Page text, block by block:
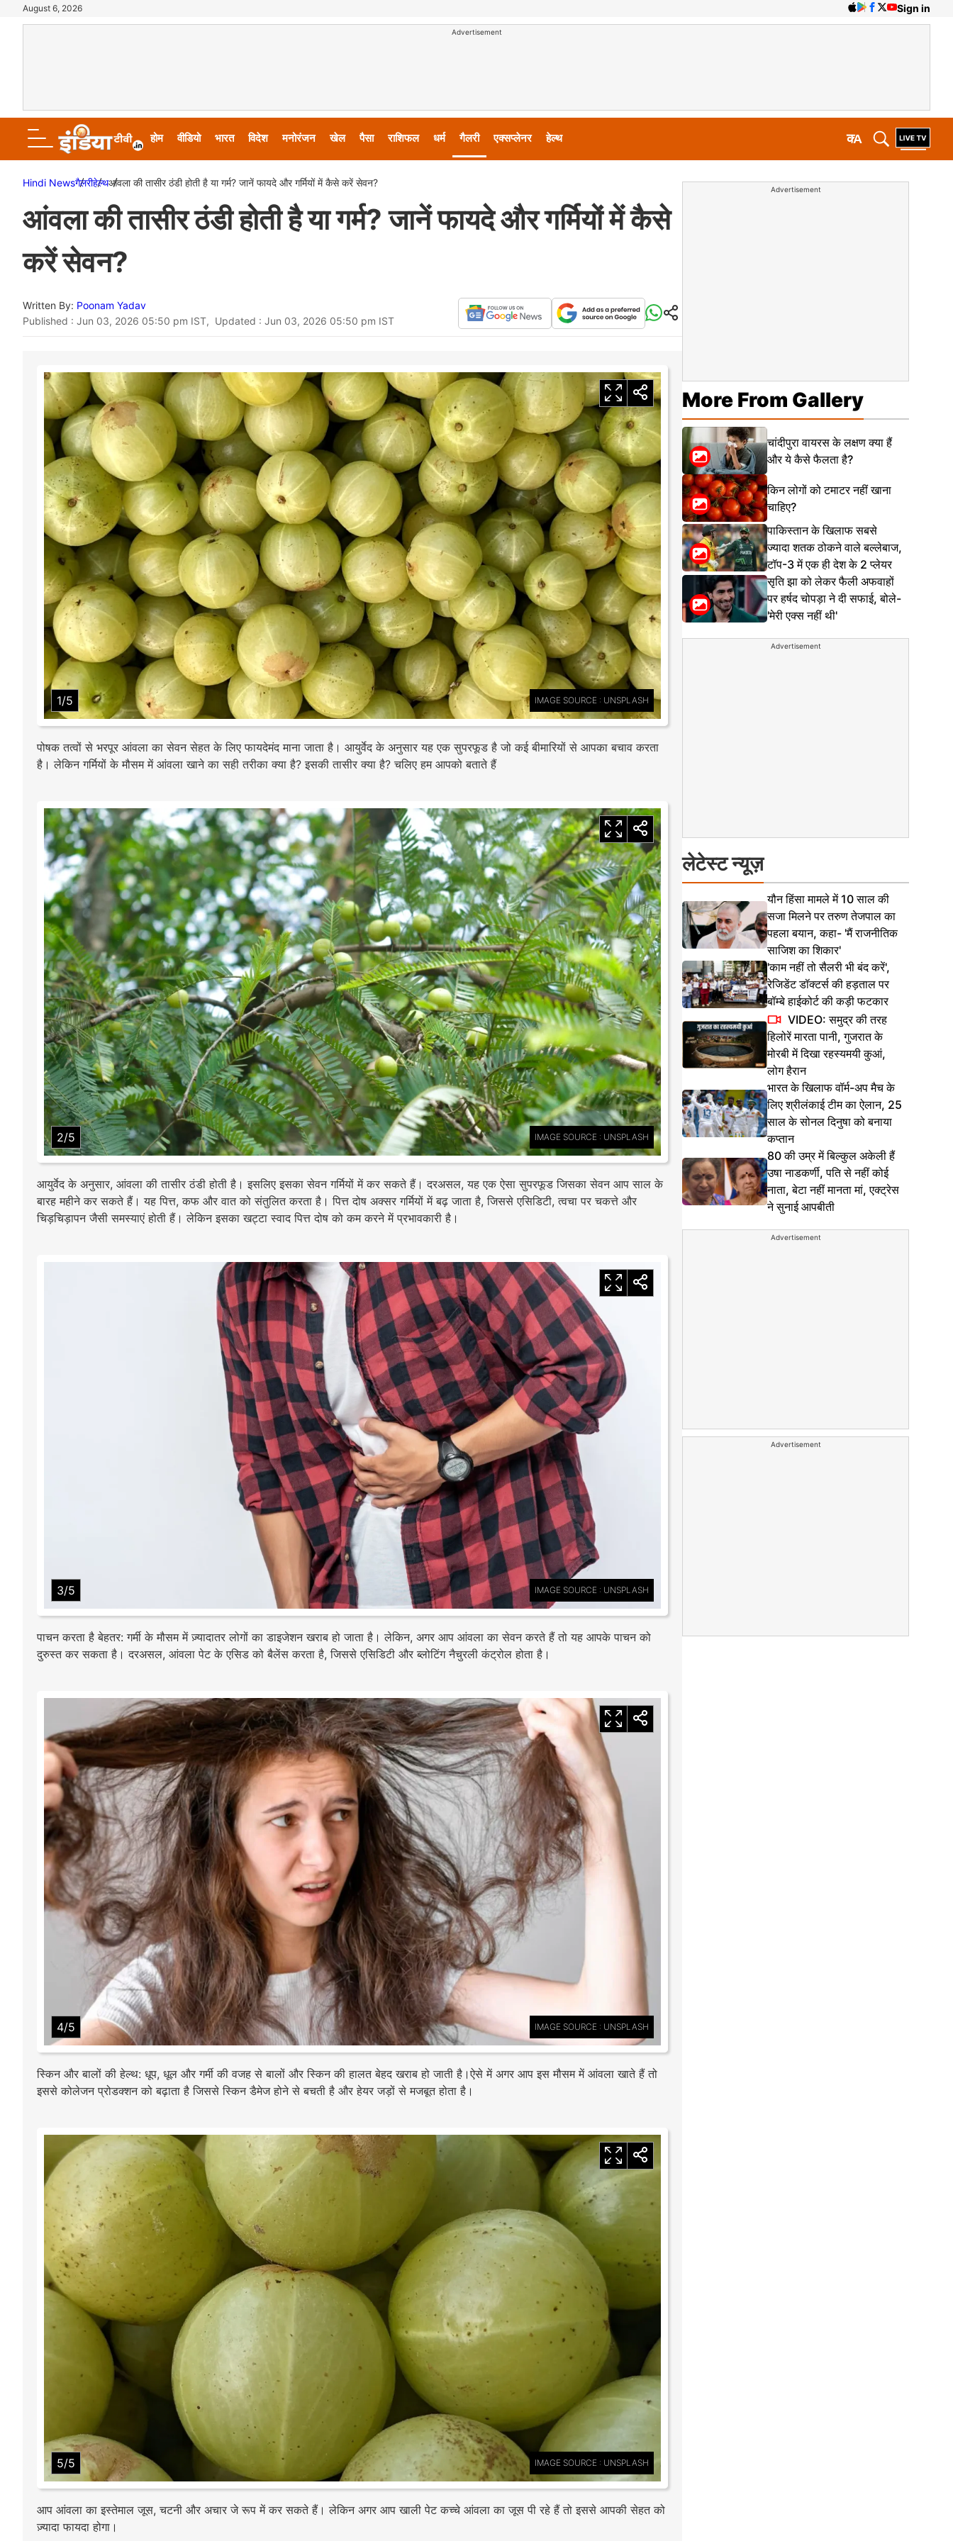
August 6, 2026 Sign in
Advertisement
होम वीडियो भारत विदेश मनोरंजन खेल पैसा राशिफल धर्म गैलरी एक्सप्लेनर हेल्थ A
क
Hindi Newsगैलरीहेल्थआंवला की तासीर ठंडी होती है या गर्म? जानें फायदे और गर्मियों में कैसे करें सेवन?
आंवला की तासीर ठंडी होती है या गर्म? जानें फायदे और गर्मियों में कैसे
करें सेवन?
Written By: Poonam Yadav
Published : Jun 03, 2026 05:50 pm IST, Updated : Jun 03, 2026 05:50 pm IST
1/5 IMAGE SOURCE : UNSPLASH
पोषक तत्वों से भरपूर आंवला का सेवन सेहत के लिए फायदेमंद माना जाता है। आयुर्वेद के अनुसार यह एक सुपरफूड है जो कई बीमारियों से आपका बचाव करता
है। लेकिन गर्मियों के मौसम में आंवला खाने का सही तरीका क्या है? इसकी तासीर क्या है? चलिए हम आपको बताते हैं
2/5 IMAGE SOURCE : UNSPLASH
आयुर्वेद के अनुसार, आंवला की तासीर ठंडी होती है। इसलिए इसका सेवन गर्मियों में कर सकते हैं। दरअसल, यह एक ऐसा सुपरफूड जिसका सेवन आप साल के
बारह महीने कर सकते हैं। यह पित्त, कफ और वात को संतुलित करता है। पित्त दोष अक्सर गर्मियों में बढ़ जाता है, जिससे एसिडिटी, त्वचा पर चकत्ते और
चिड़चिड़ापन जैसी समस्याएं होती हैं। लेकिन इसका खट्टा स्वाद पित्त दोष को कम करने में प्रभावकारी है।
3/5 IMAGE SOURCE : UNSPLASH
पाचन करता है बेहतर: गर्मी के मौसम में ज़्यादातर लोगों का डाइजेशन खराब हो जाता है। लेकिन, अगर आप आंवला का सेवन करते हैं तो यह आपके पाचन को
दुरुस्त कर सकता है। दरअसल, आंवला पेट के एसिड को बैलेंस करता है, जिससे एसिडिटी और ब्लोटिंग नैचुरली कंट्रोल होता है।
4/5 IMAGE SOURCE : UNSPLASH
स्किन और बालों की हेल्थ: धूप, धूल और गर्मी की वजह से बालों और स्किन की हालत बेहद खराब हो जाती है।ऐसे में अगर आप इस मौसम में आंवला खाते हैं तो
इससे कोलेजन प्रोडक्शन को बढ़ाता है जिससे स्किन डैमेज होने से बचती है और हेयर जड़ों से मजबूत होता है।
5/5 IMAGE SOURCE : UNSPLASH
आप आंवला का इस्तेमाल जूस, चटनी और अचार जे रूप में कर सकते हैं। लेकिन अगर आप खाली पेट कच्चे आंवला का जूस पी रहे हैं तो इससे आपकी सेहत को
ज़्यादा फायदा होगा।
Advertisement
More From Gallery
चांदीपुरा वायरस के लक्षण क्या हैं
और ये कैसे फैलता है?
किन लोगों को टमाटर नहीं खाना
चाहिए?
पाकिस्तान के खिलाफ सबसे
ज्यादा शतक ठोकने वाले बल्लेबाज,
टॉप-3 में एक ही देश के 2 प्लेयर
सृति झा को लेकर फैली अफवाहों
पर हर्षद चोपड़ा ने दी सफाई, बोले-
'मेरी एक्स नहीं थी'
Advertisement
लेटेस्ट न्यूज़
यौन हिंसा मामले में 10 साल की
सजा मिलने पर तरुण तेजपाल का
पहला बयान, कहा- 'मैं राजनीतिक
साजिश का शिकार'
'काम नहीं तो सैलरी भी बंद करें',
रेजिडेंट डॉक्टर्स की हड़ताल पर
बॉम्बे हाईकोर्ट की कड़ी फटकार
VIDEO: समुद्र की तरह
हिलोरें मारता पानी, गुजरात के
मोरबी में दिखा रहस्यमयी कुआं,
लोग हैरान
भारत के खिलाफ वॉर्म-अप मैच के
लिए श्रीलंकाई टीम का ऐलान, 25
साल के सोनल दिनुषा को बनाया
कप्तान
80 की उम्र में बिल्कुल अकेली हैं
उषा नाडकर्णी, पति से नहीं कोई
नाता, बेटा नहीं मानता मां, एक्ट्रेस
ने सुनाई आपबीती
Advertisement
Advertisement